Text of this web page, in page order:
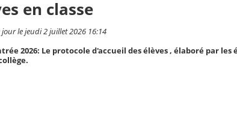
en classe
le jeudi 2 juillet 2026 16:14
2026: Le protocole d'accueil des élèves , élaboré par